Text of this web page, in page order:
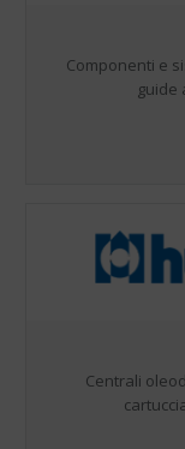
Componenti e
guide
Centrali